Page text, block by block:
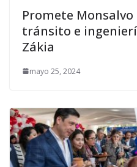
Promete
tránsito e
Zákia
mayo 25, 2024